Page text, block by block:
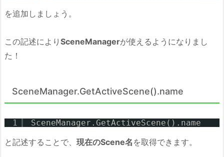
を追加しましょう。
この記述により SceneManagerが使えるようになりまし
た！
SceneManager.GetActiveScene().name
1 SceneManager.GetActiveScene().name
と記述することで、 現在のScene名 を取得できます。